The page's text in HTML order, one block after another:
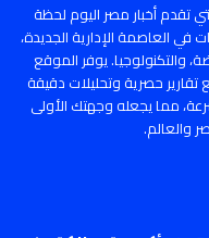
تقدم أخبار مصر اليوم لحظة
في العاصمة الإدارية الجديدة،
والتكنولوجيا. يوفر الموقع
حصرية وتحليلات دقيقة
مما يجعله وجهتك الأولى
والعالم.